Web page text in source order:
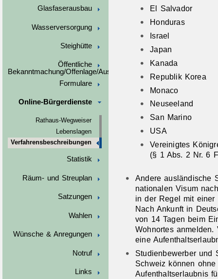
Glasfaserausbau
Wasserversorgung
Steighütte
Öffentliche
Bekanntmachung/Offenlage/Ausschreibungen
Formulare
Online-Bürgerdienste
Rathaus-Wegweiser
Lebenslagen
Verfahrensbeschreibungen
Statistik
Räum- und Streuplan
Satzungen
Wahlen
Wünsche & Anregungen
Notruf
Links
El Salvador
Honduras
Israel
Japan
Kanada
Republik Korea
Monaco
Neuseeland
San Marino
USA
Vereinigtes
(§ 1 Abs. 2 Nr. 6
Andere ausländische
nationalen Visum
in der Regel mit einer
Nach Ankunft in
von 14 Tagen beim
Wohnortes anmelden.
eine
Studienbewerber und
Schweiz können
Aufenthaltserlaubnis